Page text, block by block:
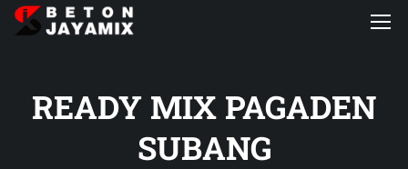
READY MIX PAGADEN
SUBANG